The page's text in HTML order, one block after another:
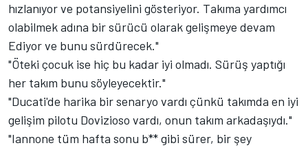
hızlanıyor ve potansiyelini gösteriyor. Takıma yardımcı
olabilmek adına bir sürücü olarak gelişmeye devam
Ediyor ve bunu sürdürecek."
"Öteki çocuk ise hiç bu kadar iyi olmadı. Sürüş yaptığı
her takım bunu söyleyecektir."
"Ducati'de harika bir senaryo vardı çünkü takımda en iyi
gelişim pilotu Dovizioso vardı, onun takım arkadaşıydı."
"Iannone tüm hafta sonu b** gibi sürer, bir şey